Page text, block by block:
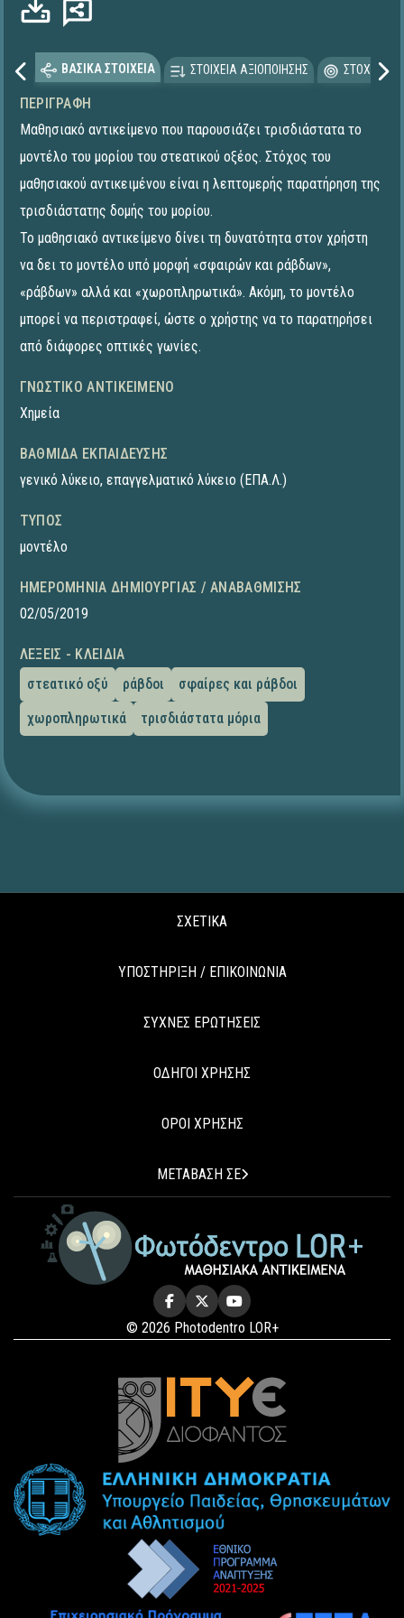
ΒΑΣΙΚΑ ΣΤΟΙΧΕΙΑ ΣΤΟΙΧΕΙΑ ΑΞΙΟΠΟΙΗΣΗΣ
ΠΕΡΙΓΡΑΦΉ
Μαθησιακό αντικείμενο που παρουσιάζει τρισδιάστατα το
μοντέλο του μορίου του στεατικού οξέος. Στόχος του
μαθησιακού αντικειμένου είναι η λεπτομερής παρατήρηση της
τρισδιάστατης δομής του μορίου.
Το μαθησιακό αντικείμενο δίνει τη δυνατότητα στον χρήστη
να δει το μοντέλο υπό μορφή «σφαιρών και ράβδων»,
«ράβδων» αλλά και «χωροπληρωτικά». Ακόμη, το μοντέλο
μπορεί να περιστραφεί, ώστε ο χρήστης να το παρατηρήσει
από διάφορες οπτικές γωνίες.
ΓΝΩΣΤΙΚΌ ΑΝΤΙΚΕΊΜΕΝΟ
Χημεία
ΒΑΘΜΊΔΑ ΕΚΠΑΊΔΕΥΣΗΣ
γενικό λύκειο, επαγγελματικό λύκειο (ΕΠΑ.Λ.)
ΤΎΠΟΣ
μοντέλο
ΗΜΕΡΟΜΗΝΊΑ ΔΗΜΙΟΥΡΓΊΑΣ / ΑΝΑΒΆΘΜΙΣΗΣ
02/05/2019
ΛΈΞΕΙΣ - ΚΛΕΙΔΙΆ
στεατικό οξύ
ράβδοι
σφαίρες και ράβδοι
χωροπληρωτικά
τρισδιάστατα μόρια
ΣΧΕΤΙΚΑ
ΥΠΟΣΤΗΡΙΞΗ / ΕΠΙΚΟΙΝΩΝΙΑ
ΣΥΧΝΕΣ ΕΡΩΤΗΣΕΙΣ
ΟΔΗΓΟΙ ΧΡΗΣΗΣ
ΟΡΟΙ ΧΡΗΣΗΣ
ΜΕΤΑΒΑΣΗ ΣΕ
© 2026 Photodentro LOR+